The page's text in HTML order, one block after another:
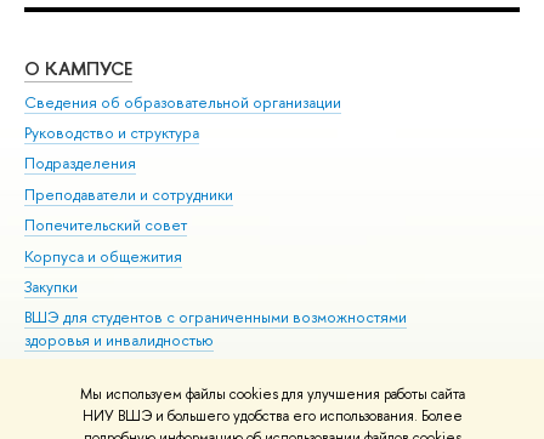
Мы используем файлы cookies для улучшения работы сайта
НИУ ВШЭ и большего удобства его использования. Более
О КАМПУСЕ
Сведения об образовательной организации
Руководство и структура
Подразделения
Преподаватели и сотрудники
Попечительский совет
Корпуса и общежития
Закупки
ВШЭ для студентов с ограниченными возможностями
здоровья и инвалидностью
Единая платежная страница